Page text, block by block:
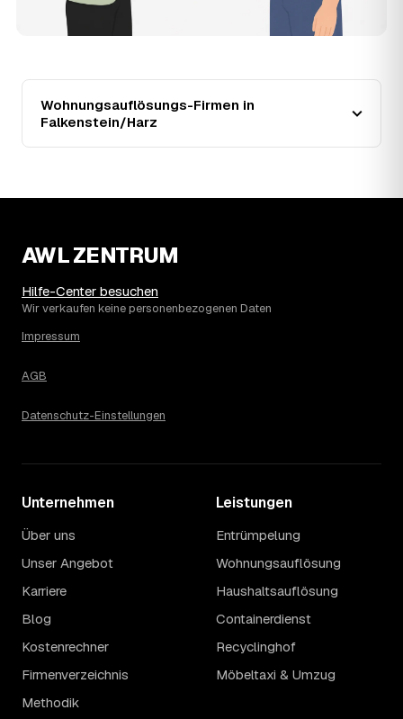
Die Spanne ergibt sich vor allem aus Wohnfläche und
Möblierungsgrad: Eine kleine, kaum möblierte Wohnung
Endpreis zusätzlich. Den genauen Betrag für Ihre
Wohnung erfahren Sie erst nach einer kurzen,
kostenlosen Einschätzung.
Wohnungsauflösungs-Firmen in
Falkenstein/Harz
AWL ZENTRUM
Hilfe-Center besuchen
Wir verkaufen keine personenbezogenen Daten
Impressum
AGB
Datenschutz-Einstellungen
Unternehmen
Über uns
Unser Angebot
Karriere
Blog
Kostenrechner
Firmenverzeichnis
Methodik
Leistungen
Entrümpelung
Wohnungsauflösung
Haushaltsauflösung
Containerdienst
Recyclinghof
Möbeltaxi & Umzug